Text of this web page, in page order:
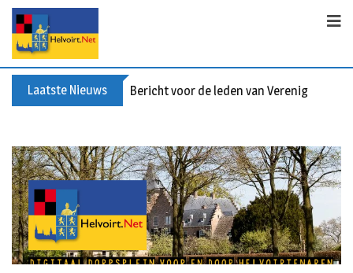
Laatste Nieuws Bericht voor de leden van Vereniging 55+